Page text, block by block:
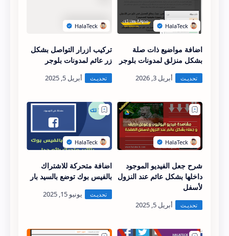
اضافة مواضيع ذات صلة
بشكل منزلق لمدونات بلوجر
تركيب ازرار التواصل بشكل
زر عائم لمدونات بلوجر
شرح جعل الفيديو الموجود
داخلها بشكل عائم عند النزول
لأسفل
اضافة متحركة للاشتراك
بالفيس بوك توضع بالسيد بار